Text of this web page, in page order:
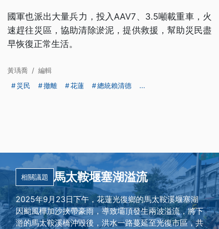
國軍也派出大量兵力，投入AAV7、3.5噸載重車，火
速趕往災區，協助清除淤泥，提供救援，幫助災民盡
早恢復正常生活。
黃瑀喬 / 編輯
災民
撤離 花蓮 總統賴清德 ...
相關議題 馬太鞍堰塞湖溢流
2025年9月23日下午，花蓮光復鄉的馬太鞍溪堰塞湖
因颱風樺加沙挾帶豪雨，導致壩頂發生兩波溢流，將下
游的馬太鞍溪橋沖毀後，洪水一路蔓延至光復市區，共